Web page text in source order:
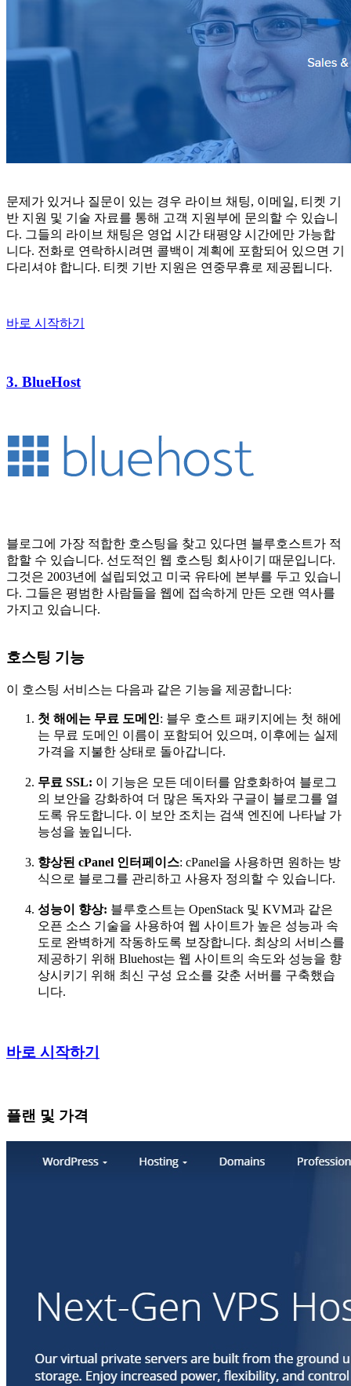
문제가 있거나 질문이 있는 경우 라이브 채팅, 이메일, 티켓 기
반 지원 및 기술 자료를 통해 고객 지원부에 문의할 수 있습니
다. 그들의 라이브 채팅은 영업 시간 태평양 시간에만 가능합
니다. 전화로 연락하시려면 콜백이 계획에 포함되어 있으면 기
다리셔야 합니다. 티켓 기반 지원은 연중무휴로 제공됩니다.
바로 시작하기
3. BlueHost
블로그에 가장 적합한 호스팅을 찾고 있다면 블루호스트가 적
합할 수 있습니다. 선도적인 웹 호스팅 회사이기 때문입니다.
그것은 2003년에 설립되었고 미국 유타에 본부를 두고 있습니
다. 그들은 평범한 사람들을 웹에 접속하게 만든 오랜 역사를
가지고 있습니다.
호스팅 기능
이 호스팅 서비스는 다음과 같은 기능을 제공합니다:
첫 해에는 무료 도메인: 블우 호스트 패키지에는 첫 해에
는 무료 도메인 이름이 포함되어 있으며, 이후에는 실제
가격을 지불한 상태로 돌아갑니다.
무료 SSL: 이 기능은 모든 데이터를 암호화하여 블로그
의 보안을 강화하여 더 많은 독자와 구글이 블로그를 열
도록 유도합니다. 이 보안 조치는 검색 엔진에 나타날 가
능성을 높입니다.
향상된 cPanel 인터페이스: cPanel을 사용하면 원하는 방
식으로 블로그를 관리하고 사용자 정의할 수 있습니다.
성능이 향상: 블루호스트는 OpenStack 및 KVM과 같은
오픈 소스 기술을 사용하여 웹 사이트가 높은 성능과 속
도로 완벽하게 작동하도록 보장합니다. 최상의 서비스를
제공하기 위해 Bluehost는 웹 사이트의 속도와 성능을 향
상시키기 위해 최신 구성 요소를 갖춘 서버를 구축했습
니다.
바로 시작하기
플랜 및 가격